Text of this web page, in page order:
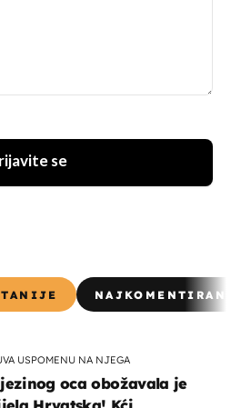
se
USPOMENU NA NJEGA
oca obožavala je